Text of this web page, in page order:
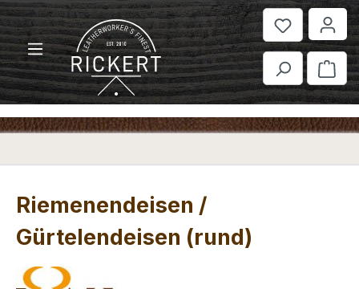
Zum Hauptinhalt springen
Riemenendeisen /
Gürtelendeisen (rund)